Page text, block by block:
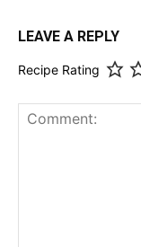
LEAVE A REPLY
Recipe Rating